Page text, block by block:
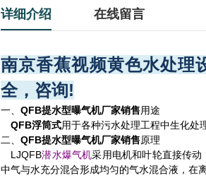
详细介绍 在线留言
南京香蕉视频黄色水处理
全，咨询!
一、 QFB提水型曝气机厂家销售用途
QFB浮筒式用于各种污水处理工程中生化处
二、 QFB提水型曝气机厂家销售原理
LJQFB潜水爆气机采用电机和叶轮直接传
中气与水充分混合形成均匀的气水混合液，在